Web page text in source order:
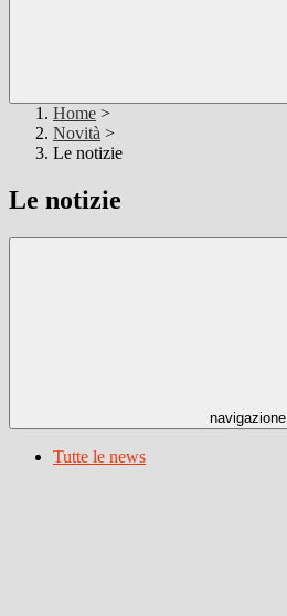
Home >
Novità >
Le notizie
Le notizie
navigazione
Tutte le news